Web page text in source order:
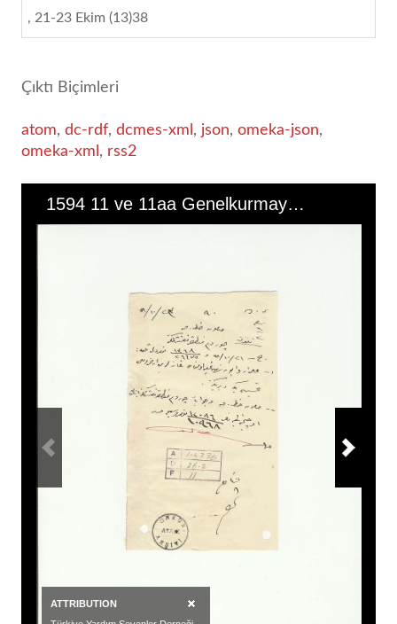
21-23 Ekim (13)38
Çıktı Biçimleri
atom, dc-rdf, dcmes-xml , json, omeka-json,
omeka-xml , rss2